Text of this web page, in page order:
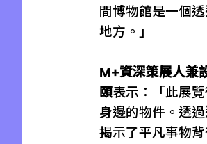
間博物館是一個
地方。」
M+資深策展人兼
頤表示：「此展
身邊的物件。透
揭示了平凡事物